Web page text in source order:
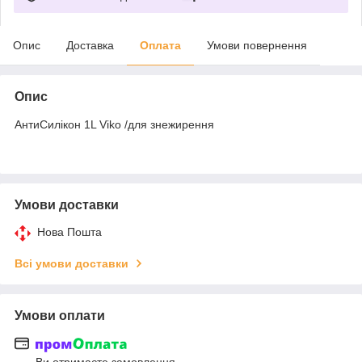
Опис Доставка Оплата Умови повернення
Опис
АнтиСилікон 1L Viko /для знежирення
Умови доставки
Нова Пошта
Всі умови доставки
Умови оплати